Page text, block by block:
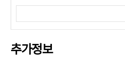
추가정보